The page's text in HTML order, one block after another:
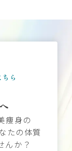
ら
痩身の
たの体質
んか？